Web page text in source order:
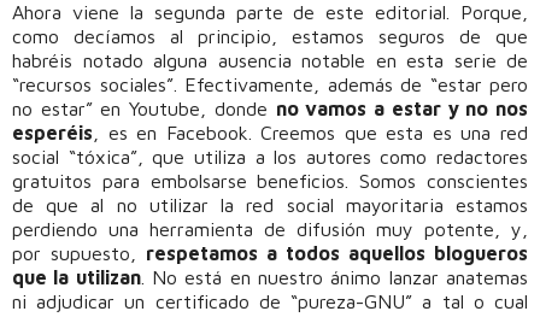
Ahora viene la segunda parte de este editorial. Porque,
como decíamos al principio, estamos seguros de que
habréis notado alguna ausencia notable en esta serie de
“recursos sociales”. Efectivamente, además de “estar pero
no estar” en Youtube, donde no vamos a estar y no nos
esperéis , es en Facebook. Creemos que esta es una red
social “tóxica”, que utiliza a los autores como redactores
gratuitos para embolsarse beneficios. Somos conscientes
de que al no utilizar la red social mayoritaria estamos
perdiendo una herramienta de difusión muy potente, y,
por supuesto, respetamos a todos aquellos blogueros
que la utilizan. No está en nuestro ánimo lanzar anatemas
ni adjudicar un certificado de “pureza-GNU” a tal o cual